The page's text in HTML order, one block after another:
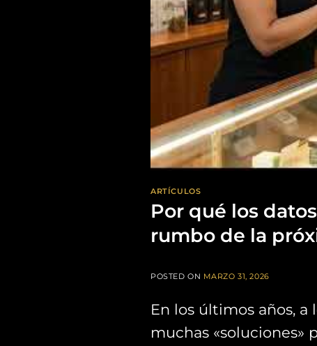
ARTÍCULOS
Por qué los
rumbo de la
POSTED ON MARZO 31, 2026
En los últimos años, a
muchas «soluciones»